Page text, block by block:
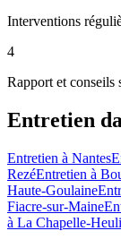
Interventions
4
Rapport et conseils
Entretien
Entretien à Nantes
RezéEntretien à
Haute-Goulaine
Fiacre-sur-Maine
à La Chapelle-